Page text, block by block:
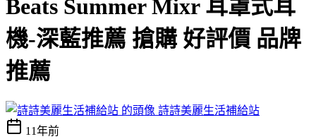
Beats Summer Mixr 耳罩式耳
機-深藍推薦 搶購 好評價 品牌
推薦
詩詩美麗生活補給站
11年前